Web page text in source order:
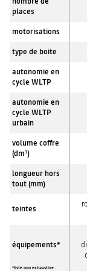
places
motorisations
type de boite
autonomie en
cycle WLTP
autonomie en
cycle WLTP
urbain
volume coffre
(dm3)
longueur hors
tout (mm)
teintes
équipements*
*liste non exhaustive